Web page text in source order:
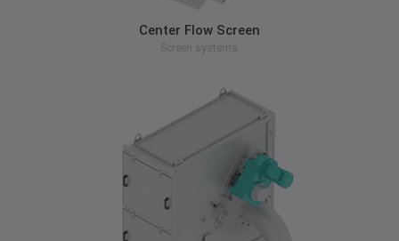
Center Flow Screen
Screen systems